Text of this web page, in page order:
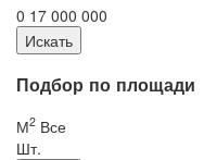
0 17 000 000
Подбор по площади
М2 Все
Шт.